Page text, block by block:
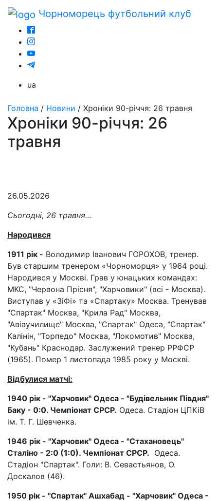
Чорноморець футбольний клуб
ua
Головна / Новини / Хроніки 90-річчя: 26 травня
Хроніки 90-річчя: 26
травня
26.05.2026
Сьогодні, 26 травня…
Народився
1911 рік - Володимир Іванович ГОРОХОВ, тренер.
Був старшим тренером «Чорноморця» у 1964 році.
Народився у Москві. Грав у юнацьких командах:
МКС, "Червона Прісня", "Харчовики" (всі - Москва).
Виступав у «ЗіФі» та «Спартаку» Москва. Тренував
"Спартак" Москва, "Крила Рад" Москва,
"Авіаучилище" Москва, "Спартак" Одеса, "Спартак"
Калінін, "Торпедо" Москва, "Локомотив" Москва,
"Кубань" Краснодар. Заслужений тренер РРФСР
(1965). Помер 1 листопада 1985 року у Москві.
Відбулися матчі:
1940 рік - "Харчовик" Одеса - "Будівельник Півдня"
Баку - 0:0. Чемпіонат СРСР. Одеса. Стадіон ЦПКіВ
ім. Т. Г. Шевченка.
1946 рік - "Харчовик" Одеса - "Стахановець"
Сталіно - 2:0 (1:0). Чемпіонат СРСР. Одеса.
Стадіон "Спартак". Голи: В. Севастьянов, О.
Доскалов (46).
1950 рік - "Спартак" Ашхабад - "Харчовик" Одеса -